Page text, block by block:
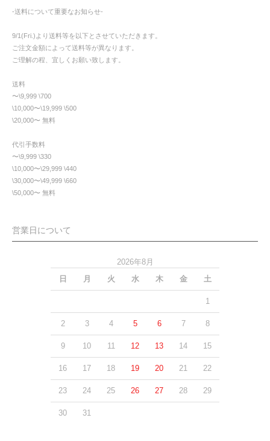
-送料について重要なお知らせ-
9/1(Fri.)より送料等を以下とさせていただきます。
ご注文金額によって送料等が異なります。
ご理解の程、宜しくお願い致します。
送料
〜\9,999 \700
\10,000〜\19,999 \500
\20,000〜 無料
代引手数料
〜\9,999 \330
\10,000〜\29,999 \440
\30,000〜\49,999 \660
\50,000〜 無料
営業日について
2026年8月
日
月 火 水 木 金 土
1
2 3 4 5 6 7 8
9 10 11 12 13 14 15
16 17 18 19 20 21 22
23 24 25 26 27 28 29
30 31